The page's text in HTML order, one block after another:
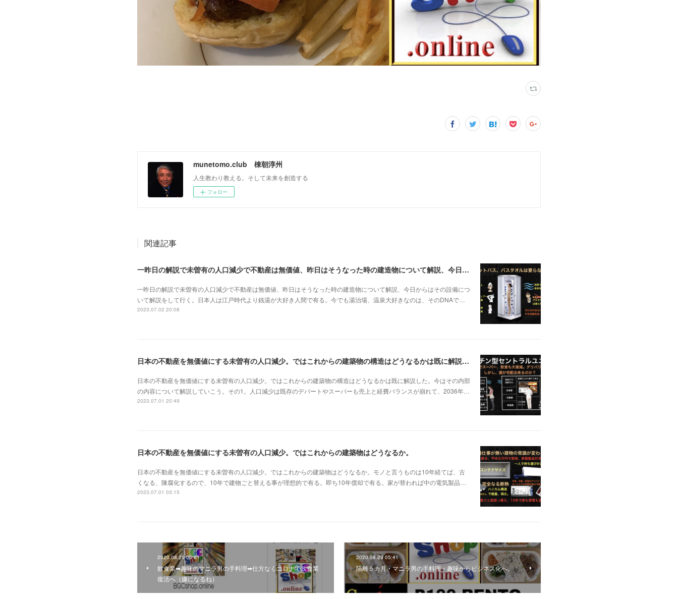
munetomo.club 棟朝淳州
人生教わり教える。そして未来を創造する
フォロー
関連記事
一昨日の解説で未曽有の人口減少で不動産は無価値、昨日はそうなった時の建造物について解説、今日からはその設備について解説をして行く。
一昨日の解説で未曽有の人口減少で不動産は無価値、昨日はそうなった時の建造物について解説、今日からはその設備につ
いて解説をして行く。日本人は江戸時代より銭湯が大好き人間で有る。今でも湯治場、温泉大好きなのは、そのDNAで…
2023.07.02 20:08
日本の不動産を無価値にする未曽有の人口減少。ではこれからの建築物の構造はどうなるかは既に解説した。今はその内部の内容。その1
日本の不動産を無価値にする未曽有の人口減少。ではこれからの建築物の構造はどうなるかは既に解説した。今はその内部
の内容について解説していこう。その1。人口減少は既存のデパートやスーパーも売上と経費バランスが崩れて、2036年…
2023.07.01 20:49
日本の不動産を無価値にする未曽有の人口減少。ではこれからの建築物はどうなるか。
日本の不動産を無価値にする未曽有の人口減少。ではこれからの建築物はどうなるか。モノと言うものは10年経てば、古
くなる、陳腐化するので、10年で建物ごと替える事が理想的で有る。即ち10年償却で有る。家が替われば中の電気製品…
2023.07.01 03:15
2020.08.29 06:01
飲食業➡趣味のマニラ男の手料理➡仕方なくコロナで飲食業
復活へ（嫌になるね）
2020.08.29 05:41
隔離５カ月・マニラ男の手料理・趣味からビジネス化へ。